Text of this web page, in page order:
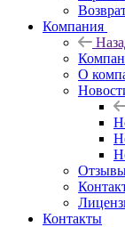
Компания
О
Контакты